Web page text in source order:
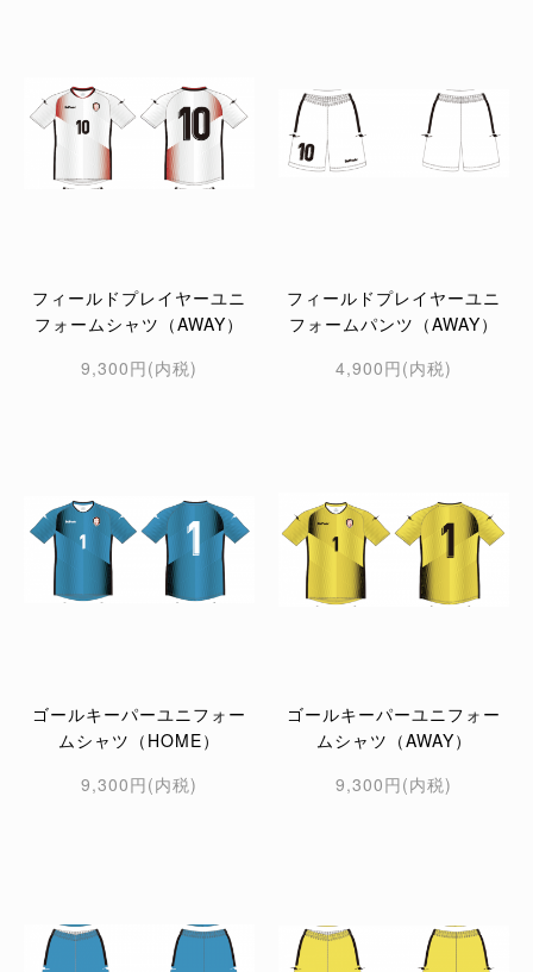
フィールドプレイヤーユニ
フォームシャツ（AWAY）
9,300円(内税)
フィールドプレイヤーユニ
フォームパンツ（AWAY）
4,900円(内税)
ゴールキーパーユニフォー
ムシャツ（HOME）
9,300円(内税)
ゴールキーパーユニフォー
ムシャツ（AWAY）
9,300円(内税)